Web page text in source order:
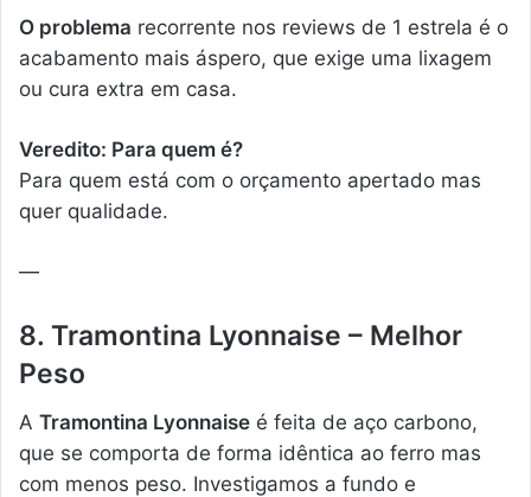
O problema recorrente nos reviews de 1 estrela é o
acabamento mais áspero, que exige uma lixagem
ou cura extra em casa.
Veredito: Para quem é?
Para quem está com o orçamento apertado mas
quer qualidade.
—
8. Tramontina Lyonnaise – Melhor
Peso
A Tramontina Lyonnaise é feita de aço carbono,
que se comporta de forma idêntica ao ferro mas
com menos peso. Investigamos a fundo e